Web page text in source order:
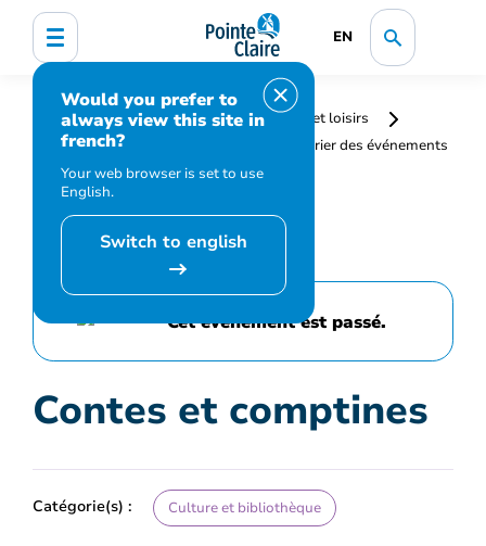
EN
Would you prefer to
always view this site in
french?
Your web browser is set to use
English.
Switch to english
Accueil
Bibliothèque, culture, sports et loisirs
Programmation et inscription
Calendrier des événements
et activités
Contes et comptines
Cet événement est passé.
Contes et comptines
Catégorie(s) : Culture et bibliothèque